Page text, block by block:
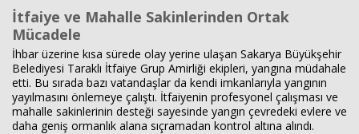
İtfaiye ve Mahalle Sakinlerinden Ortak
Mücadele
İhbar üzerine kısa sürede olay yerine ulaşan Sakarya Büyükşehir
Belediyesi Taraklı İtfaiye Grup Amirliği ekipleri, yangına müdahale
etti. Bu sırada bazı vatandaşlar da kendi imkanlarıyla yangının
yayılmasını önlemeye çalıştı. İtfaiyenin profesyonel çalışması ve
mahalle sakinlerinin desteği sayesinde yangın çevredeki evlere ve
daha geniş ormanlık alana sıçramadan kontrol altına alındı.